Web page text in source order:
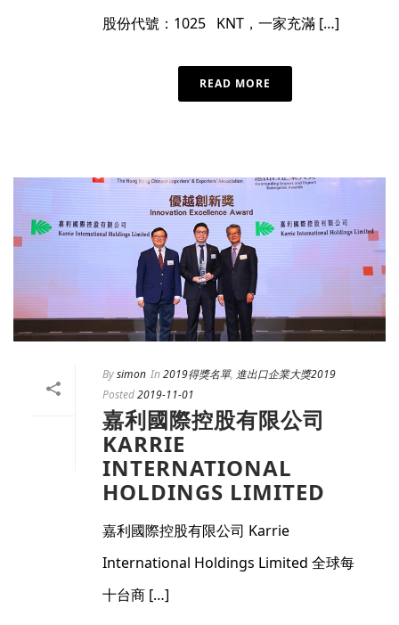
股份代號：1025 KNT，一家充滿 […]
READ MORE
Bysimon In2019得獎名單, 進出口企業大獎2019
Posted2019-11-01
嘉利國際控股有限公司
KARRIE
INTERNATIONAL
HOLDINGS LIMITED
嘉利國際控股有限公司 Karrie
International Holdings Limited 全球每
十台商 […]